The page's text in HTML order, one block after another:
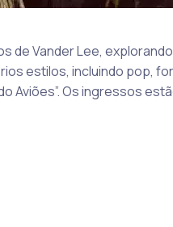
de Vander Lee,
estilos, incluindo pop,
Aviões”. Os ingressos